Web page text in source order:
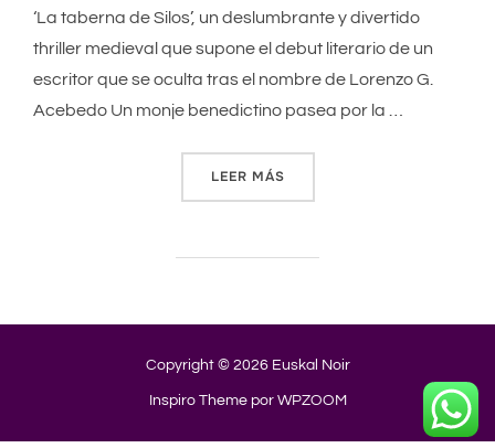
‘La taberna de Silos’, un deslumbrante y divertido
thriller medieval que supone el debut literario de un
escritor que se oculta tras el nombre de Lorenzo G.
Acebedo Un monje benedictino pasea por la …
LEER MÁS
Copyright © 2026 Euskal Noir
Inspiro Themepor WPZOOM